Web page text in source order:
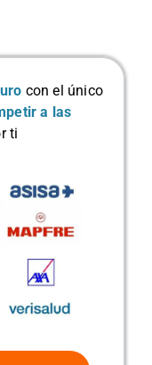
con el único
a las
ti